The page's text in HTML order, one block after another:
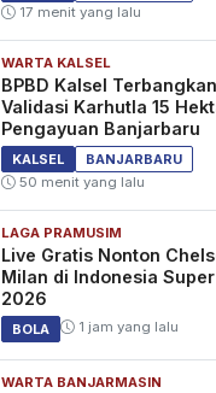
17 menit yang lalu
WARTA KALSEL
BPBD Kalsel
Validasi Karhutla 15
Pengayuan Banjarbaru
KALSEL
BANJARBARU
50 menit yang lalu
LAGA PRAMUSIM
Live Gratis Nonton
Milan di Indonesia
2026
BOLA 1 jam yang lalu
WARTA BANJARMASIN